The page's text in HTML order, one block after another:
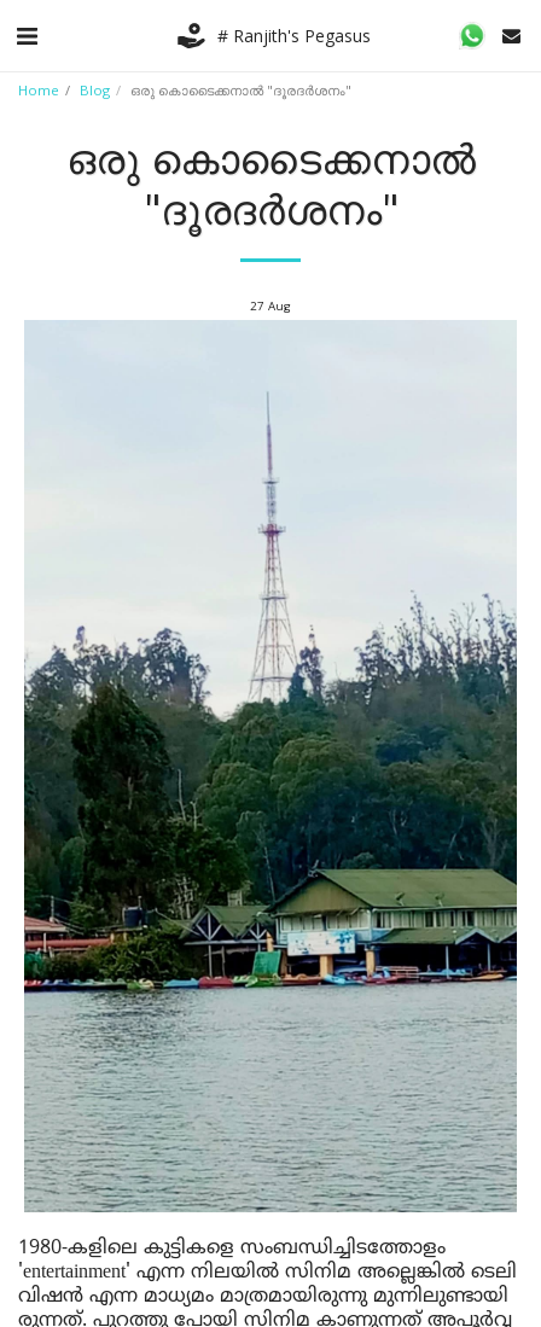
# Ranjith's Pegasus
Home Blog ഒരു കൊടൈക്കനാൽ "ദൂരദർശനം"
ഒരു കൊടൈക്കനാൽ
"ദൂരദർശനം"
27 Aug
1980-കളിലെ കുട്ടികളെ സംബന്ധിച്ചിടത്തോളം
'entertainment' എന്ന നിലയിൽ സിനിമ അല്ലെങ്കിൽ ടെലി
വിഷൻ എന്ന മാധ്യമം മാത്രമായിരുന്നു മുന്നിലുണ്ടായി
രുന്നത്. പുറത്തു പോയി സിനിമ കാണുന്നത് അപൂർവ്വ